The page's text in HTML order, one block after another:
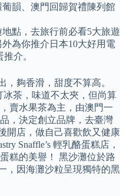
韻、澳門回歸賀禮陳列館
點，去旅行前必看5大旅遊
為你推介日本10大好用電
介。
，夠香滑，甜度不算高。
冰茶，味道不太夾，但尚算
賣水果茶為主，由澳門一
，決定創立品牌，去臺灣
開店，做自己喜歡飲又健康
Snaffle’s 輕乳酪蛋糕店，
糕的美譽！ 黑沙灘位於路
，因海灘沙粒呈現獨特的黑